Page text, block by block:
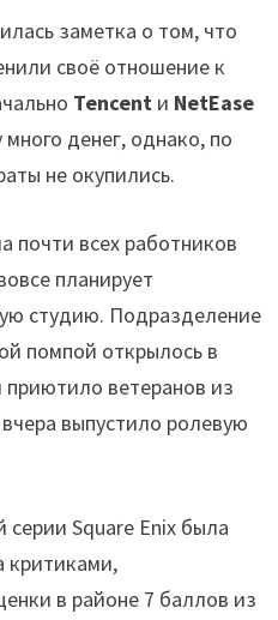
заметка о том, что
своё отношение к
Tencentи NetEase
денег, однако, по
не окупились.
почти всех работников
планирует
студию. Подразделение
помпой открылось в
приютило ветеранов из
выпустило ролевую
серии Square Enix была
критиками,
в районе 7 баллов из